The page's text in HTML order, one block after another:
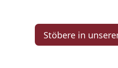
Stöbere in